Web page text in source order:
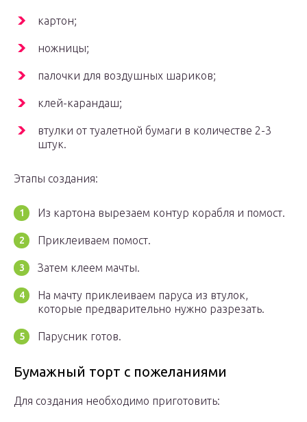
картон;
ножницы;
палочки для воздушных шариков;
клей-карандаш;
втулки от туалетной бумаги в количестве 2-3
штук.
Этапы создания:
Из картона вырезаем контур корабля и помост.
Приклеиваем помост.
Затем клеем мачты.
На мачту приклеиваем паруса из втулок,
которые предварительно нужно разрезать.
Парусник готов.
Бумажный торт с пожеланиями
Для создания необходимо приготовить: